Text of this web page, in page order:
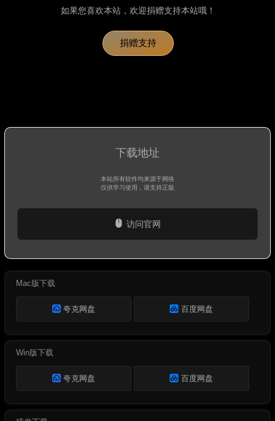
如果您喜欢本站，欢迎捐赠支持本站哦！
捐赠支持
下载地址
本站所有软件均来源于网络
仅供学习使用，请支持正版
访问官网
Mac版下载
夸克网盘 百度网盘
Win版下载
夸克网盘 百度网盘